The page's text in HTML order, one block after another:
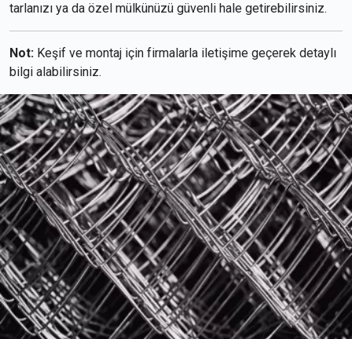
tarlanızı ya da özel mülkünüzü güvenli hale getirebilirsiniz.
Not: Keşif ve montaj için firmalarla iletişime geçerek detaylı
bilgi alabilirsiniz.